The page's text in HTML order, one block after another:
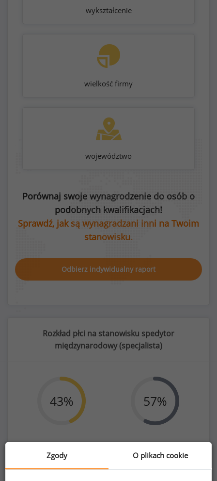
wykształcenie
wielkość firmy
województwo
Porównaj swoje wynagrodzenie do osób o
podobnych kwalifikacjach!
Sprawdź, jak są wynagradzani inni na Twoim
stanowisku.
Odbierz indywidualny raport
Rozkład płci na stanowisku spedytor
międzynarodowy (specjalista)
43%
309
57%
409
Zgody O plikach cookie